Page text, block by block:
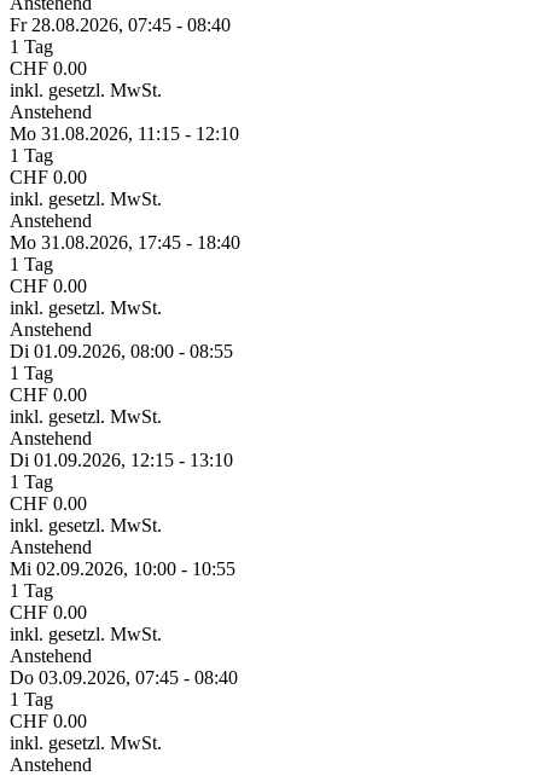
Fr 28.08.2026, 07:45 - 08:40
1 Tag
CHF 0.00
inkl. gesetzl. MwSt.
Anstehend
Mo 31.08.2026, 11:15 - 12:10
1 Tag
CHF 0.00
inkl. gesetzl. MwSt.
Anstehend
Mo 31.08.2026, 17:45 - 18:40
1 Tag
CHF 0.00
inkl. gesetzl. MwSt.
Anstehend
Di 01.09.2026, 08:00 - 08:55
1 Tag
CHF 0.00
inkl. gesetzl. MwSt.
Anstehend
Di 01.09.2026, 12:15 - 13:10
1 Tag
CHF 0.00
inkl. gesetzl. MwSt.
Anstehend
Mi 02.09.2026, 10:00 - 10:55
1 Tag
CHF 0.00
inkl. gesetzl. MwSt.
Anstehend
Do 03.09.2026, 07:45 - 08:40
1 Tag
CHF 0.00
inkl. gesetzl. MwSt.
Anstehend